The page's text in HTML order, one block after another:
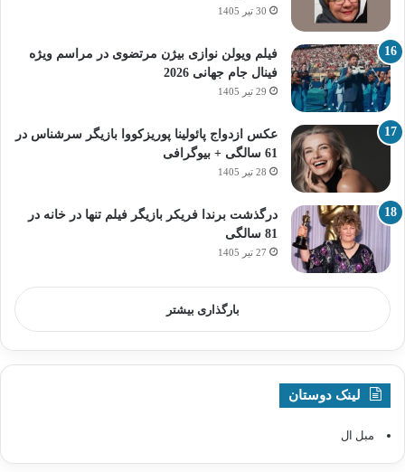
30 تیر 1405
فیلم ویولن نوازی بیژن مرتضوی در مراسم ویژه
فینال جام جهانی 2026
29 تیر 1405
عکس ازدواج پائولینا پوریزکووا بازیگر سرشناس در
61 سالگی + بیوگرافی
28 تیر 1405
درگذشت برندا فریکر بازیگر فیلم تنها در خانه در
81 سالگی
27 تیر 1405
بارگذاری بیشتر
لینک دوستان
مبل ال